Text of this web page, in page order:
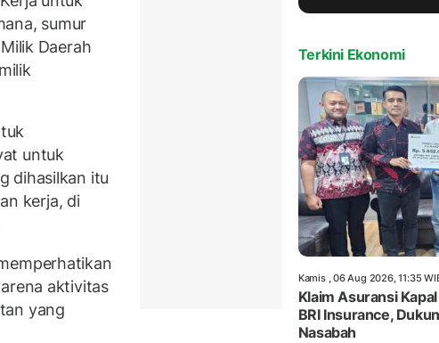
sumur
Daerah
untuk
dihasilkan itu
kerja, di
aktivitas
yang
Terkini Ekonomi
Kamis , 06 Aug 2026, 11:35
Klaim Asuransi
BRI Insurance,
Nasabah